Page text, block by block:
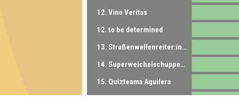
12. Vino Veritas
12. to be determined
13. Straßenwellenreiter:innen
14. Superweicheischuppen Junior
15. Quizteama Aguilera